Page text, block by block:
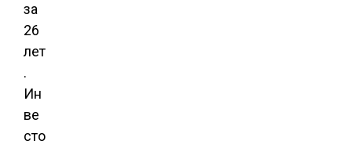
за
26
лет
.
Ин
ве
сто